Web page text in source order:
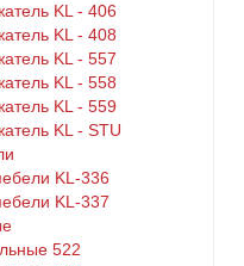
KL - 406
KL - 408
KL - 557
KL - 558
KL - 559
KL - STU
KL-336
KL-337
522